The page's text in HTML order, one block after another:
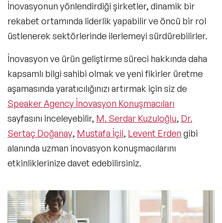
İnovasyonun yönlendirdiği şirketler, dinamik bir
rekabet ortamında liderlik yapabilir ve öncü bir rol
üstlenerek sektörlerinde ilerlemeyi sürdürebilirler.
İnovasyon ve ürün geliştirme süreci hakkında daha
kapsamlı bilgi sahibi olmak ve yeni fikirler üretme
aşamasında yaratıcılığınızı artırmak için siz de
Speaker Agency İnovasyon Konuşmacıları
sayfasını inceleyebilir, M. Serdar Kuzuloğlu, Dr.
Sertaç Doğanay, Mustafa İçil, Levent Erden gibi
alanında uzman inovasyon konuşmacılarını
etkinliklerinize davet edebilirsiniz.